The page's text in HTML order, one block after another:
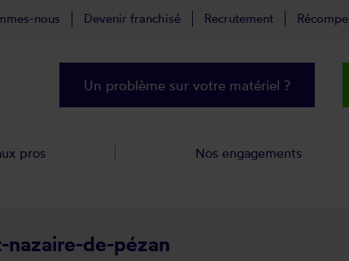
nazaire-de-pézan
nous Devenir franchisé Recrutement
Un problème sur votre matériel ?
pros Nos engagements